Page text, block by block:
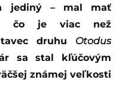
čo je viac než
druhu Otodus
sa stal kľúčovým
známej veľkosti